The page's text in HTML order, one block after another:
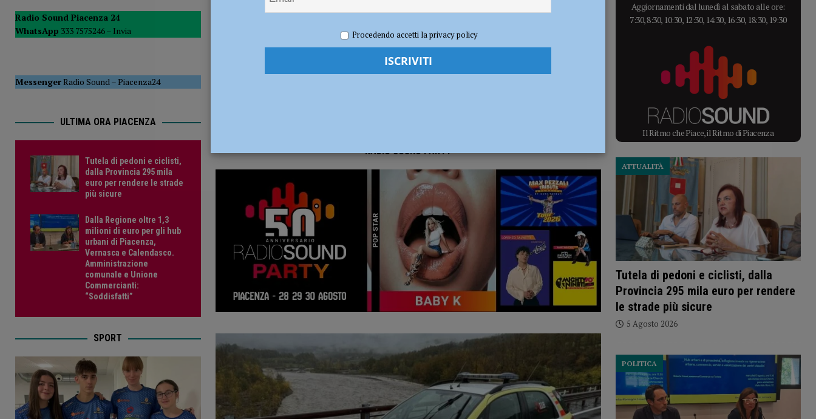
POLITICA
[ 5 Agosto 2026 ] Caldo estremo e asili nido, Tagliaferri (FdI): “Verificare subito la situazione nella provincia di Piacenza”
RADIO SOUND PARTY
Radio Sound Piacenza 24
WhatsApp 333 7575246 – Invia
MessengerRadio Sound–Piacenza24
ULTIMA ORA PIACENZA
Tutela di pedoni e ciclisti,
dalla Provincia 295 mila
euro per rendere le strade
più sicure
Dalla Regione oltre 1,3
milioni di euro per gli hub
urbani di Piacenza,
Vernasca e Calendasco.
Amministrazione
comunale e Unione
Commercianti:
“Soddisfatti”
SPORT
Aggiornamenti dal lunedì al sabato alle ore:
7:30, 8:30, 10:30, 12:30, 14:30, 16:30, 18:30, 19:30
Il Ritmo che Piace, il Ritmo di Piacenza
Tutela di pedoni e ciclisti, dalla
Provincia 295 mila euro per rendere
le strade più sicure
ATTUALITÀ
5 Agosto 2026
POLITICA
Procedendo accetti la privacy policy